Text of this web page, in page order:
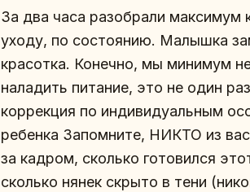
За два часа разобрали максимум
уходу, по состоянию. Малышка
красотка. Конечно, мы минимум
наладить питание, это не один
коррекция по индивидуальным
ребенка Запомните, НИКТО из
за кадром, сколько готовился
сколько нянек скрыто в тени